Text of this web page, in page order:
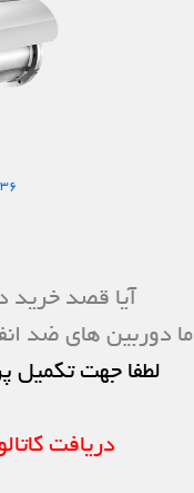
آیا قصد خرید
ما دوربین های ضد
لطفا جهت تکمیل
دریافت